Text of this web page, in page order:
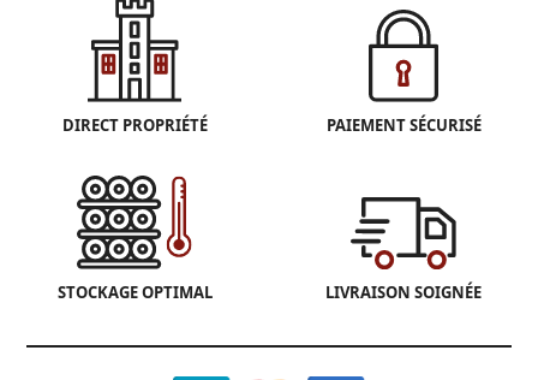
DIRECT PROPRIÉTÉ PAIEMENT SÉCURISÉ
STOCKAGE OPTIMAL LIVRAISON SOIGNÉE